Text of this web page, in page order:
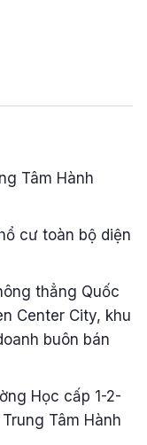
Tâm Hành
cư toàn bộ diện
thẳng Quốc
Center City, khu
buôn bán
Học cấp 1-2-
Tâm Hành